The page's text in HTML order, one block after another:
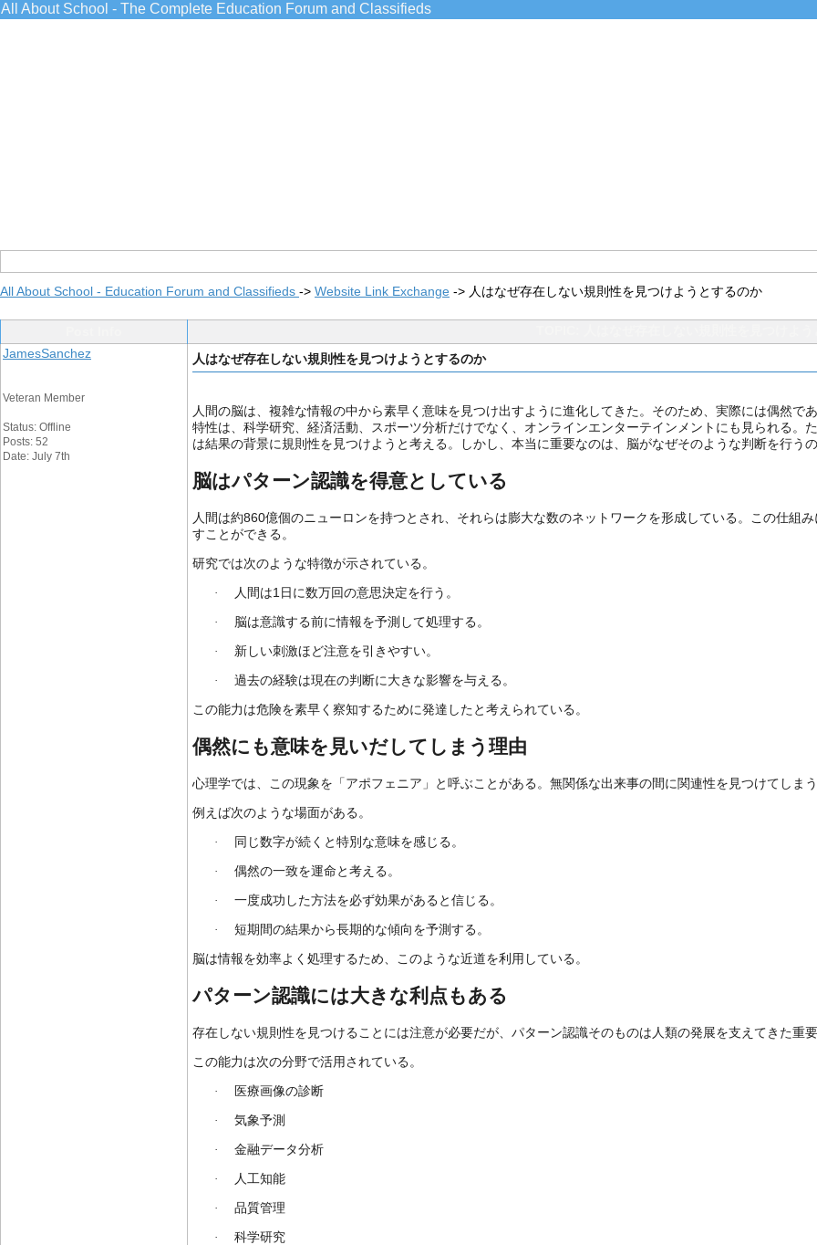
All About School - The Complete Education Forum and Classifieds
All About School - Education Forum and Classifieds -> Website Link Exchange -> 人はなぜ存在しない規則性を見つけようとするのか
JamesSanchez
Veteran Member
Status: Offline
Posts: 52
Date: July 7th
人はなぜ存在しない規則性を見つけようとするのか
人間の脳は、複雑な情報の中から素早く意味を見つけ出すように進化してきた。そのため、実際には偶然
特性は、科学研究、経済活動、スポーツ分析だけでなく、オンラインエンターテインメントにも見られる。
は結果の背景に規則性を見つけようと考える。しかし、本当に重要なのは、脳がなぜそのような判断を行う
脳はパターン認識を得意としている
人間は約860億個のニューロンを持つとされ、それらは膨大な数のネットワークを形成している。この仕組
すことができる。
研究では次のような特徴が示されている。
· 人間は1 日に数万回の意思決定を行う。
· 脳は意識する前に情報を予測して処理する。
· 新しい刺激ほど注意を引きやすい。
· 過去の経験は現在の判断に大きな影響を与える。
この能力は危険を素早く察知するために発達したと考えられている。
偶然にも意味を見いだしてしまう理由
心理学では、この現象を「アポフェニア」と呼ぶことがある。無関係な出来事の間に関連性を見つけてしまう
例えば次のような場面がある。
· 同じ数字が続くと特別な意味を感じる。
· 偶然の一致を運命と考える。
· 一度成功した方法を必ず効果があると信じる。
· 短期間の結果から長期的な傾向を予測する。
脳は情報を効率よく処理するため、このような近道を利用している。
パターン認識には大きな利点もある
存在しない規則性を見つけることには注意が必要だが、パターン認識そのものは人類の発展を支えてきた重要
この能力は次の分野で活用されている。
· 医療画像の診断
· 気象予測
· 金融データ分析
· 人工知能
· 品質管理
· 科学研究